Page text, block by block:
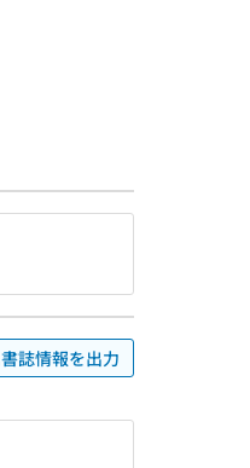
書誌情報を出力